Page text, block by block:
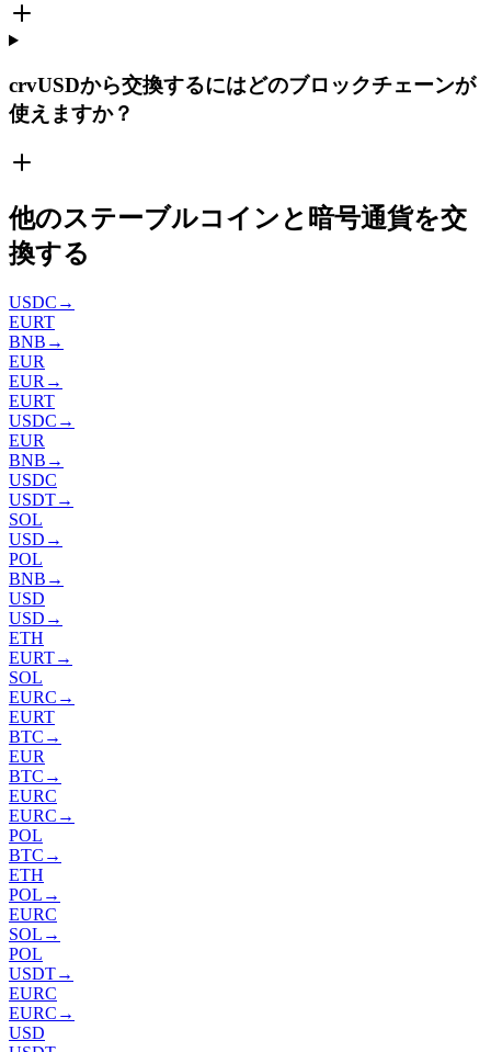
crvUSDから交換するにはどのブロックチェーンが
使えますか？
他のステーブルコインと暗号通貨を交
換する
USDC →
EURT
BNB →
EUR
EUR →
EURT
USDC →
EUR
BNB →
USDC
USDT→
SOL
USD →
POL
BNB →
USD
USD →
ETH
EURT→
SOL
EURC →
EURT
BTC →
EUR
BTC →
EURC
EURC →
POL
BTC →
ETH
POL →
EURC
SOL →
POL
USDT→
EURC
EURC →
USD